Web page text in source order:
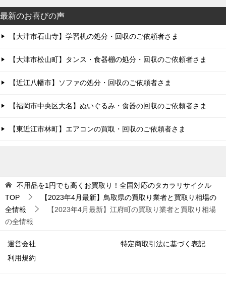
最新のお喜びの声
【大津市石山寺】学習机の処分・回収のご依頼者さま
【大津市松山町】タンス・食器棚の処分・回収のご依頼者さま
【近江八幡市】ソファの処分・回収のご依頼者さま
【福岡市中央区大名】ぬいぐるみ・食器の回収のご依頼者さま
【東近江市林町】エアコンの買取・回収のご依頼者さま
不用品を1円でも高くお買取り！全国対応のタカラリサイクル
TOP
【2023年4月最新】鳥取県の買取り業者と買取り相場の
全情報
【2023年4月最新】江府町の買取り業者と買取り相場
の全情報
運営会社
特定商取引法に基づく表記
利用規約